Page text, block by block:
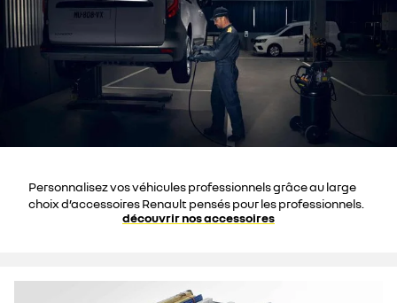
Personnalisez vos véhicules professionnels grâce au large
choix d’accessoires Renault pensés pour les professionnels.
découvrir nos accessoires